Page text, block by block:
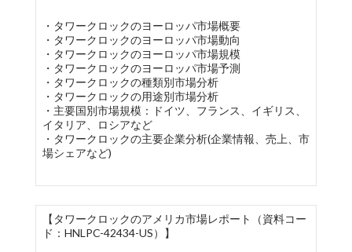
・タワークロックのヨーロッパ市場概要
・タワークロックのヨーロッパ市場動向
・タワークロックのヨーロッパ市場規模
・タワークロックのヨーロッパ市場予測
・タワークロックの種類別市場分析
・タワークロックの用途別市場分析
・主要国別市場規模：ドイツ、フランス、イギリス、
イタリア、ロシアなど
・タワークロックの主要企業分析(企業情報、売上、市
場シェアなど)
【タワークロックのアメリカ市場レポート（資料コー
ド：HNLPC-42434-US）】